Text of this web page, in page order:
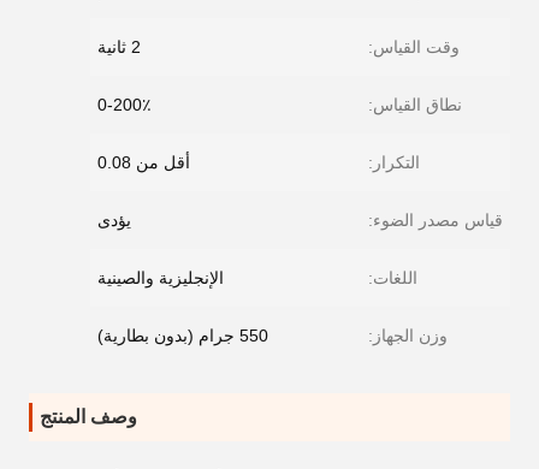
وقت القياس: 2 ثانية
نطاق القياس: 0-200٪
التكرار: أقل من 0.08
قياس مصدر الضوء: يؤدى
اللغات: الإنجليزية والصينية
وزن الجهاز: 550 جرام (بدون بطارية)
وصف المنتج